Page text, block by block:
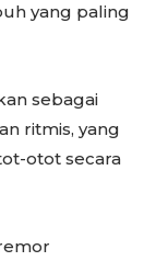
yang paling
sebagai
ritmis, yang
otot secara